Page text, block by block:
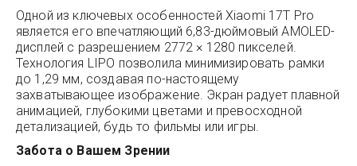
Одной из ключевых особенностей Xiaomi 17T Pro
является его впечатляющий 6,83-дюймовый AMOLED-
дисплей с разрешением 2772 × 1280 пикселей.
Технология LIPO позволила минимизировать рамки
до 1,29 мм, создавая по-настоящему
захватывающее изображение. Экран радует плавной
анимацией, глубокими цветами и превосходной
детализацией, будь то фильмы или игры.
Забота о Вашем Зрении